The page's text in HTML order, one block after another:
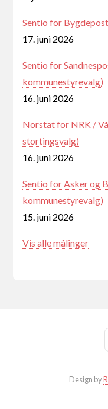
Sentio for
17. juni 2026
Sentio for
kommunestyrevalg)
16. juni 2026
Norstat for NRK /
stortingsvalg)
16. juni 2026
Sentio for Asker og
kommunestyrevalg)
15. juni 2026
Vis alle målinger
Design by